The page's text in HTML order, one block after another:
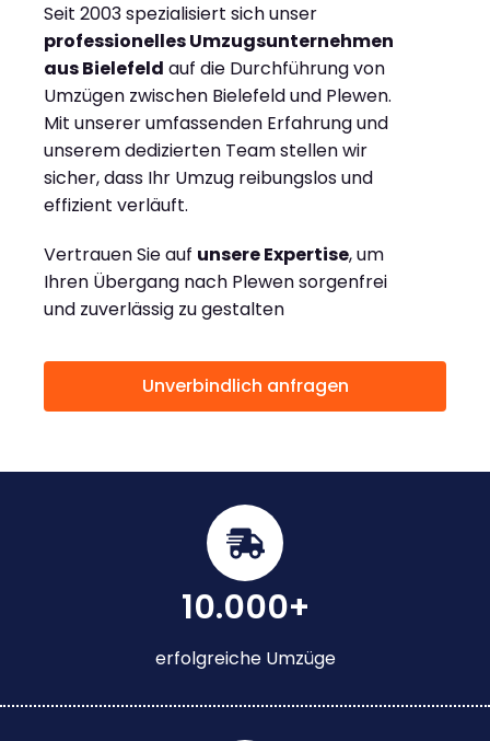
Seit 2003 spezialisiert sich unser
professionelles Umzugsunternehmen
aus Bielefeld auf die Durchführung von
Umzügen zwischen Bielefeld und Plewen.
Mit unserer umfassenden Erfahrung und
unserem dedizierten Team stellen wir
sicher, dass Ihr Umzug reibungslos und
effizient verläuft.
Vertrauen Sie auf unsere Expertise, um
Ihren Übergang nach Plewen sorgenfrei
und zuverlässig zu gestalten
Unverbindlich anfragen
10.000+
erfolgreiche Umzüge